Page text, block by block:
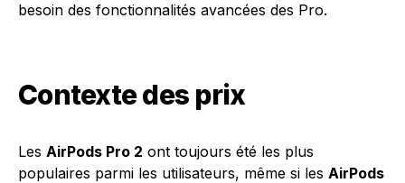
besoin des fonctionnalités avancées des Pro.
Contexte des prix
Les AirPods Pro 2 ont toujours été les plus
populaires parmi les utilisateurs, même si les AirPods